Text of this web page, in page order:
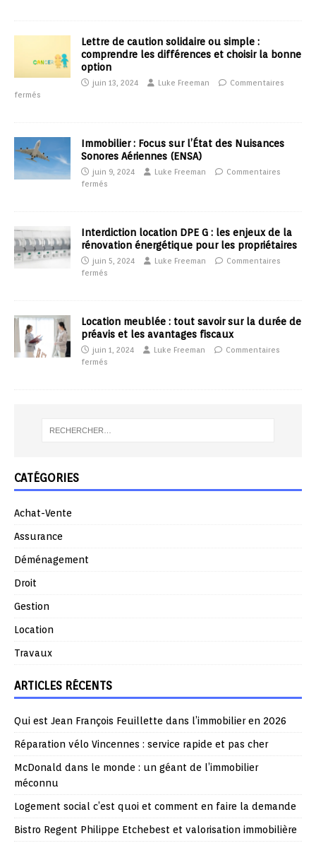
Lettre de caution solidaire ou simple :
comprendre les différences et choisir la bonne
option
juin 13, 2024 Luke Freeman
Commentaires
fermés
Immobilier : Focus sur l’État des Nuisances
Sonores Aériennes (ENSA)
juin 9, 2024 Luke Freeman
Commentaires
fermés
Interdiction location DPE G : les enjeux de la
rénovation énergétique pour les propriétaires
juin 5, 2024 Luke Freeman
Commentaires
fermés
Location meublée : tout savoir sur la durée de
préavis et les avantages fiscaux
juin 1, 2024 Luke Freeman
Commentaires
fermés
CATÉGORIES
Achat-Vente
Assurance
Déménagement
Droit
Gestion
Location
Travaux
ARTICLES RÉCENTS
Qui est Jean François Feuillette dans l’immobilier en 2026
Réparation vélo Vincennes : service rapide et pas cher
McDonald dans le monde : un géant de l’immobilier
méconnu
Logement social c’est quoi et comment en faire la demande
Bistro Regent Philippe Etchebest et valorisation immobilière